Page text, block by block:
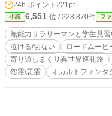
プランナーと
世界怪異巡礼譚。 ファンタジーと作者の実体
たノンフィク
のエピソード
お楽しみくだ
24h.ポイント 221pt
小説 6,551 位 / 228,870件 フ
無能力サラリーマンと学生見習
泣ける/切ない
ロードムービ
寄り道しまくり異世界巡礼旅
怨霊/悪霊
オカルトファンタ